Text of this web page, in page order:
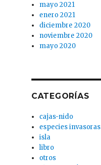
mayo 2021
enero 2021
diciembre 2020
noviembre 2020
mayo 2020
CATEGORÍAS
cajas-nido
especies invasoras
isla
libro
otros